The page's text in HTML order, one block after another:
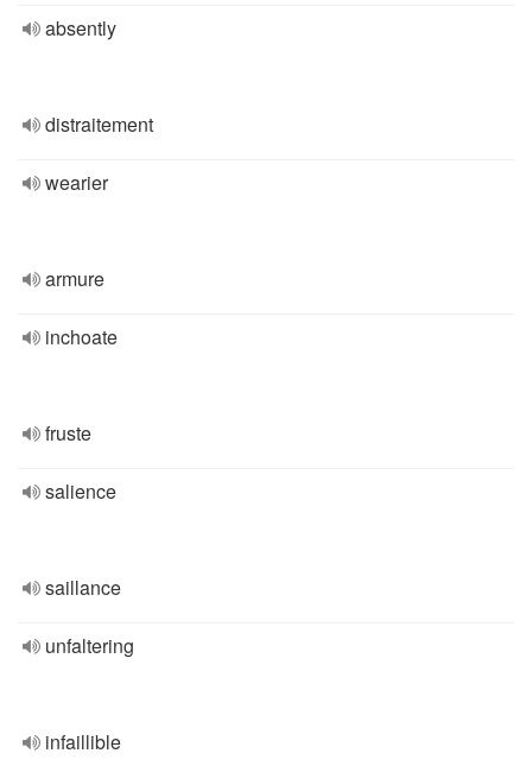
absently
distraitement
wearier
armure
inchoate
fruste
salience
saillance
unfaltering
infaillible